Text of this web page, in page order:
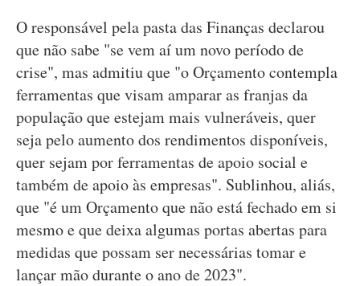
O responsável pela pasta das Finanças declarou
que não sabe "se vem aí um novo período de
crise", mas admitiu que "o Orçamento contempla
ferramentas que visam amparar as franjas da
população que estejam mais vulneráveis, quer
seja pelo aumento dos rendimentos disponíveis,
quer sejam por ferramentas de apoio social e
também de apoio às empresas". Sublinhou, aliás,
que "é um Orçamento que não está fechado em si
mesmo e que deixa algumas portas abertas para
medidas que possam ser necessárias tomar e
lançar mão durante o ano de 2023".